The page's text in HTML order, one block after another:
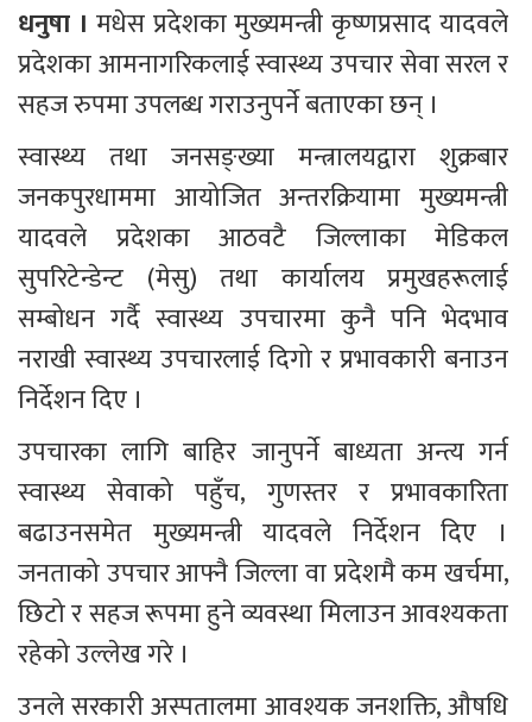
धनुषा । मधेस प्रदेशका मुख्यमन्त्री कृष्णप्रसाद यादवले
प्रदेशका आमनागरिकलाई स्वास्थ्य उपचार सेवा सरल र
सहज रुपमा उपलब्ध गराउनुपर्ने बताएका छन् ।
स्वास्थ्य तथा जनसङ्ख्या मन्त्रालयद्वारा शुक्रबार
जनकपुरधाममा आयोजित अन्तरक्रियामा मुख्यमन्त्री
यादवले प्रदेशका आठवटै जिल्लाका मेडिकल
सुपरिटेन्डेन्ट (मेसु) तथा कार्यालय प्रमुखहरूलाई
सम्बोधन गर्दै स्वास्थ्य उपचारमा कुनै पनि भेदभाव
नराखी स्वास्थ्य उपचारलाई दिगो र प्रभावकारी बनाउन
निर्देशन दिए ।
उपचारका लागि बाहिर जानुपर्ने बाध्यता अन्त्य गर्न
स्वास्थ्य सेवाको पहुँच, गुणस्तर र प्रभावकारिता
बढाउनसमेत मुख्यमन्त्री यादवले निर्देशन दिए ।
जनताको उपचार आफ्नै जिल्ला वा प्रदेशमै कम खर्चमा,
छिटो र सहज रूपमा हुने व्यवस्था मिलाउन आवश्यकता
रहेको उल्लेख गरे ।
उनले सरकारी अस्पतालमा आवश्यक जनशक्ति, औषधि